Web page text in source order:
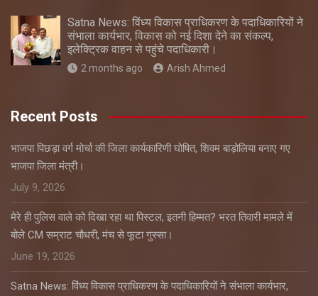
Satna News: विंध्य विकास प्राधिकरण के पदाधिकारियों ने
संभाला कार्यभार, विकास को नई दिशा देने का संकल्प,
इलेक्ट्रिक वाहन से पहुंचे पदाधिकारी।
2 months ago Arish Ahmed
Recent Posts
भाजपा पिछड़ा वर्ग मोर्चा की जिला कार्यकारिणी घोषित, शिवम बाड़ोलिया बनाए गए
भाजपा जिला मंत्री।
July 9, 2026
मेरे ही पुलिस वाले को दिखा रहा था पिस्टल, इतनी हिम्मत? भरत तिवारी मामले में
बोले CM सम्राट चौधरी, मंच से फूटा गुस्सा।
June 19, 2026
Satna News: विंध्य विकास प्राधिकरण के पदाधिकारियों ने संभाला कार्यभार,